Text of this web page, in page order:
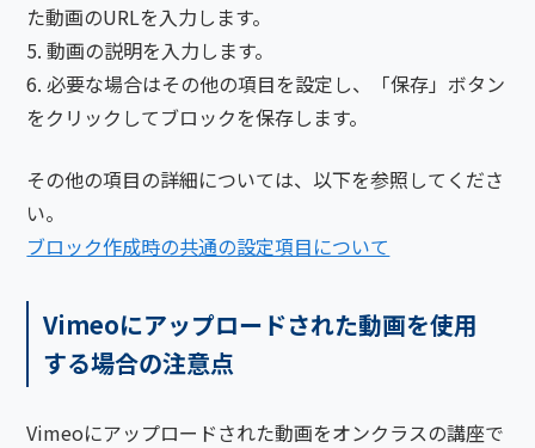
た動画のURLを入力します。
動画の説明を入力します。
必要な場合はその他の項目を設定し、「保存」ボタン
をクリックしてブロックを保存します。
その他の項目の詳細については、以下を参照してくださ
い。
ブロック作成時の共通の設定項目について
Vimeoにアップロードされた動画を使用
する場合の注意点
Vimeoにアップロードされた動画をオンクラスの講座で